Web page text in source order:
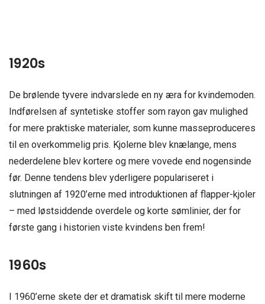
1920s
De brølende tyvere indvarslede en ny æra for kvindemoden.
Indførelsen af syntetiske stoffer som rayon gav mulighed
for mere praktiske materialer, som kunne masseproduceres
til en overkommelig pris. Kjolerne blev knælange, mens
nederdelene blev kortere og mere vovede end nogensinde
før. Denne tendens blev yderligere populariseret i
slutningen af 1920’erne med introduktionen af flapper-kjoler
– med løstsiddende overdele og korte sømlinier, der for
første gang i historien viste kvindens ben frem!
1960s
I 1960’erne skete der et dramatisk skift til mere moderne